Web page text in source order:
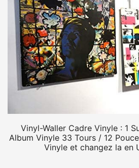
Vinyl-Waller Cadre Vinyle : 1
Album Vinyle 33 Tours / 12
Vinyle et changez la en